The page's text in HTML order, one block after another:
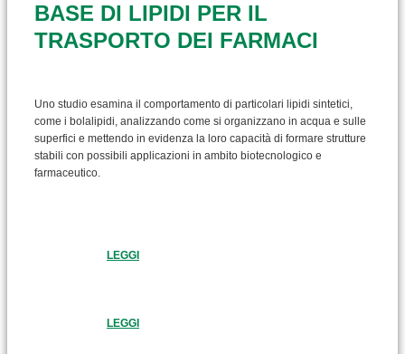
BASE DI LIPIDI PER IL
TRASPORTO DEI FARMACI
Uno studio esamina il comportamento di particolari lipidi sintetici,
come i bolalipidi, analizzando come si organizzano in acqua e sulle
superfici e mettendo in evidenza la loro capacità di formare strutture
stabili con possibili applicazioni in ambito biotecnologico e
farmaceutico.
LEGGI
LEGGI